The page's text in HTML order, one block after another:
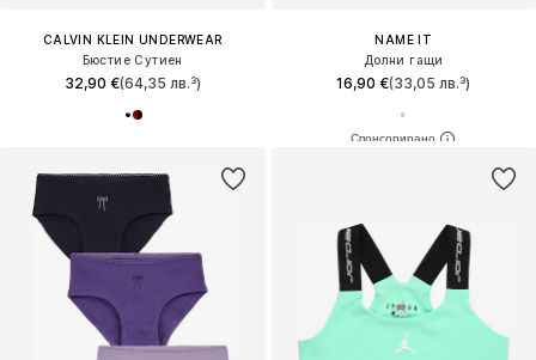
CALVIN KLEIN UNDERWEAR
Бюстие Сутиен
32,90 €(64,35 лв.³)
NAME IT
Долни гащи
16,90 €(33,05 лв.³)